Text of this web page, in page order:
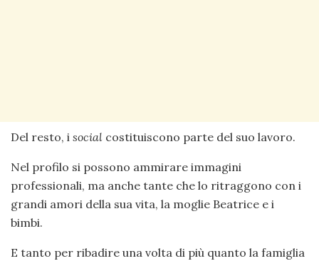
Del resto, i social costituiscono parte del suo lavoro.
Nel profilo si possono ammirare immagini
professionali, ma anche tante che lo ritraggono con i
grandi amori della sua vita, la moglie Beatrice e i
bimbi.
E tanto per ribadire una volta di più quanto la famiglia